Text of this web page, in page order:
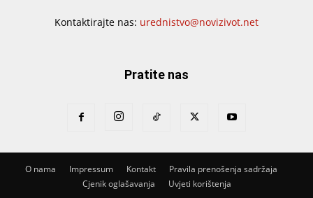
Kontaktirajte nas: urednistvo@novizivot.net
Pratite nas
O nama Impressum Kontakt
Pravila prenošenja sadržaja
Cjenik oglašavanja
Uvjeti korištenja